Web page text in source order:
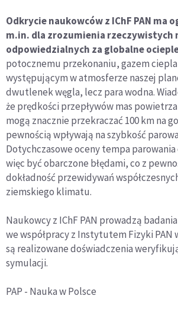
Odkrycie naukowców z IChF PAN ma
m.in. dla zrozumienia rzeczywistych
odpowiedzialnych za globalne
potocznemu przekonaniu, gazem
występującym w atmosferze naszej
dwutlenek węgla, lecz para wodna.
że prędkości przepływów mas
mogą znacznie przekraczać 100 km na
pewnością wpływają na szybkość
Dotychczasowe oceny tempa
więc być obarczone błędami, co z
dokładność przewidywań
ziemskiego klimatu.
Naukowcy z IChF PAN prowadzą
we współpracy z Instytutem Fizyki PAN
są realizowane doświadczenia
symulacji.
PAP - Nauka w Polsce